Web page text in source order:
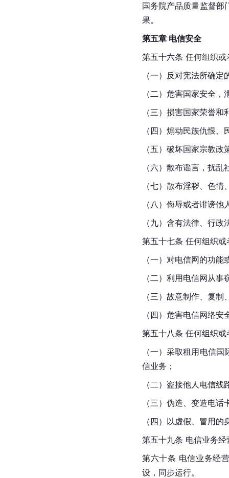
国务院产品质量监督部
果。
第五章 电信安全
第五十六条 任何组织
（一）反对宪法所确定
（二）危害国家安全
（三）损害国家荣誉和
（四）煽动民族仇恨
（五）破坏国家宗教
（六）散布谣言，扰
（七）散布淫秽、色
（八）侮辱或者诽谤
（九）含有法律、行
第五十七条 任何组织
（一）对电信网的功
（二）利用电信网从
（三）故意制作、复
（四）危害电信网络
第五十八条 任何组织
（一）采取租用电信
信业务；
（二）盗接他人电信
（三）伪造、变造电
（四）以虚假、冒用
第五十九条 电信业务
第六十条 电信业务经
设，同步运行。